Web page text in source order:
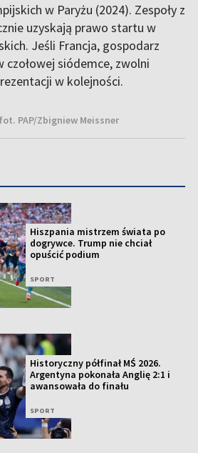
w Paryżu (2024). Zespoły z
uzyskają prawo startu w
Jeśli Francja, gospodarz
czołowej siódemce, zwolni
w kolejności.
fot. PAP/Zbigniew Meissner
Hiszpania mistrzem świata po
dogrywce. Trump nie chciał
opuścić podium
SPORT
Historyczny półfinał MŚ 2026.
Argentyna pokonała Anglię 2:1 i
awansowała do finału
SPORT